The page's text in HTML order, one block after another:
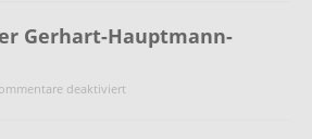
Gerhart-Hauptmann-
deaktiviert